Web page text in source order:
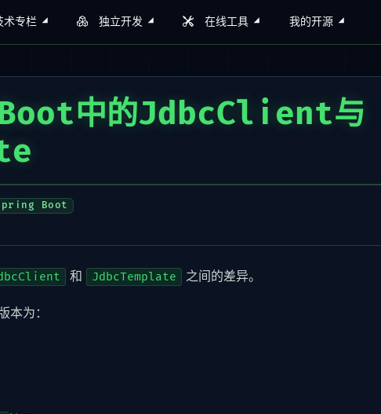
术专栏 独立开发 在线工具 我的开源
中的JdbcClient与
Boot
和 JdbcTemplate 之间的差异。
为：